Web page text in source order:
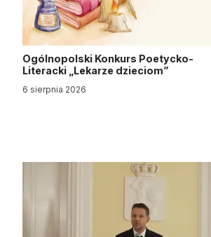
Ogólnopolski Konkurs Poetycko-
Literacki „Lekarze dzieciom”
6 sierpnia 2026